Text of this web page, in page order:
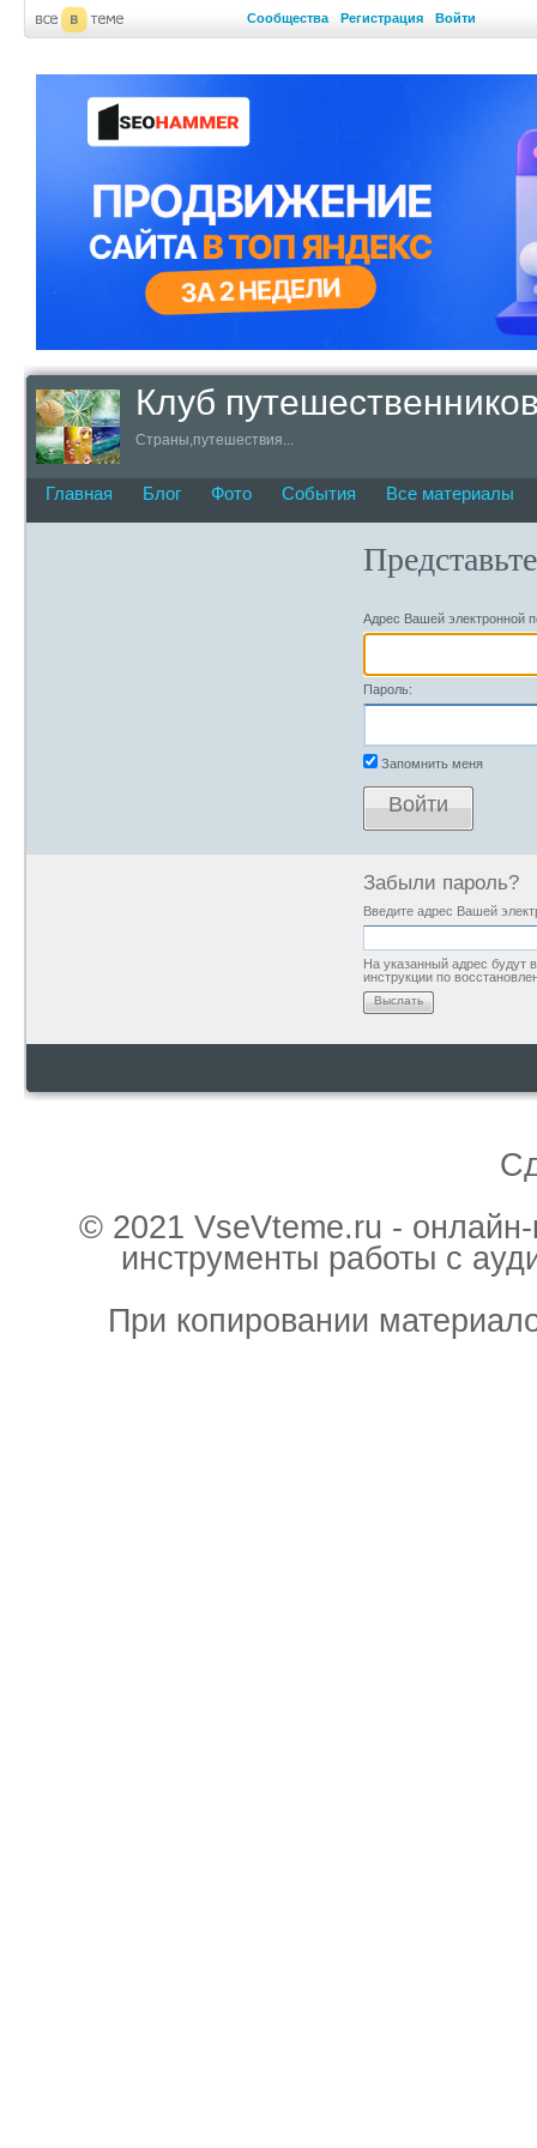
Сообщества Регистрация Войти
Клуб
Страны,путешествия...
Главная Блог Фото События Все материалы
Адрес Вашей электронной
Пароль:
Запомнить меня
Войти
Забыли пароль?
Введите адрес Вашей
На указанный адрес будут
инструкции по
Выслать
© 2021 VseVteme.ru -
инструменты работы с
При копировании